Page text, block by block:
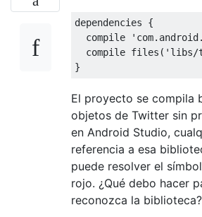
dependencies {
  compile
  compile files
( 'libs/
}
El proyecto se compila
objetos de Twitter sin
en Android Studio,
referencia a esa
puede resolver el
rojo. ¿Qué debo hacer
reconozca la biblioteca?